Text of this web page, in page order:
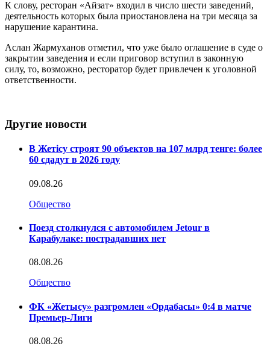
К слову, ресторан «Айзат» входил в число шести заведений,
деятельность которых была приостановлена на три месяца за
нарушение карантина.
Аслан Жармуханов отметил, что уже было оглашение в суде о
закрытии заведения и если приговор вступил в законную
силу, то, возможно, ресторатор будет привлечен к уголовной
ответственности.
Другие новости
В Жетісу строят 90 объектов на 107 млрд тенге: более
60 сдадут в 2026 году
09.08.26
Общество
Поезд столкнулся с автомобилем Jetour в
Карабулаке: пострадавших нет
08.08.26
Общество
ФК «Жетысу» разгромлен «Ордабасы» 0:4 в матче
Премьер-Лиги
08.08.26